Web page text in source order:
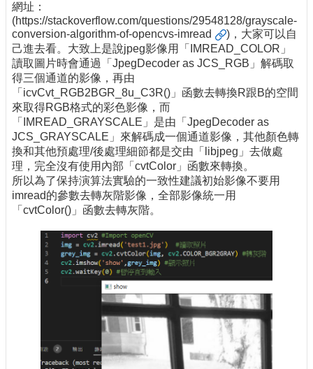
網址：
(https://stackoverflow.com/questions/29548128/grayscale-
conversion-algorithm-of-opencvs-imread
)，大家可以自
己進去看。大致上是說jpeg影像用「IMREAD_COLOR」
讀取圖片時會通過「JpegDecoder as JCS_RGB」解碼取
得三個通道的影像，再由
「icvCvt_RGB2BGR_8u_C3R()」函數去轉換R跟B的空間
來取得RGB格式的彩色影像，而
「IMREAD_GRAYSCALE」是由「JpegDecoder as
JCS_GRAYSCALE」來解碼成一個通道影像，其他顏色轉
換和其他預處理/後處理細節都是交由「libjpeg」去做處
理，完全沒有使用內部「cvtColor」函數來轉換。
所以為了保持演算法實驗的一致性建議初始影像不要用
imread的參數去轉灰階影像，全部影像統一用
「cvtColor()」函數去轉灰階。